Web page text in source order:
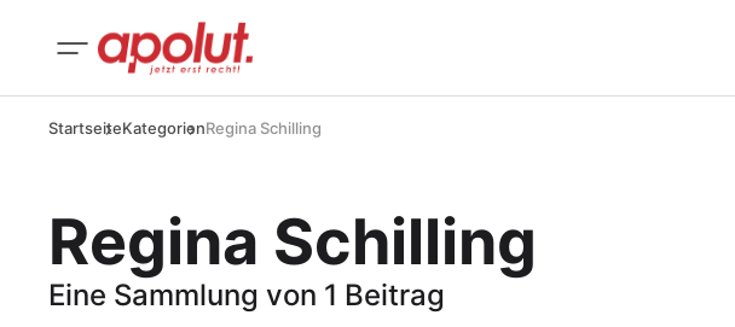
StartseiteKategorienRegina Schilling
Regina Schilling
Eine Sammlung von 1 Beitrag